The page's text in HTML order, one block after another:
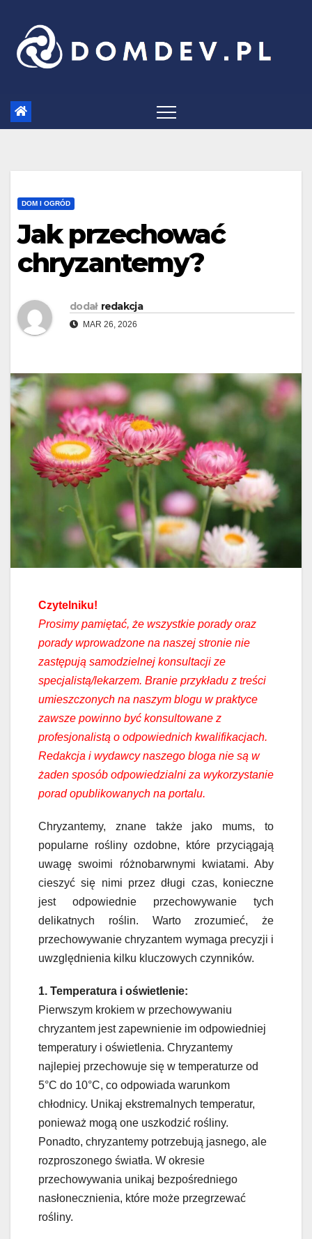
content
DOM I OGRÓD
Jak przechować
chryzantemy?
dodał redakcja
MAR 26, 2026
Czytelniku!
Prosimy pamiętać, że wszystkie porady oraz
porady wprowadzone na naszej stronie nie
zastępują samodzielnej konsultacji ze
specjalistą/lekarzem. Branie przykładu z treści
umieszczonych na naszym blogu w praktyce
zawsze powinno być konsultowane z
profesjonalistą o odpowiednich kwalifikacjach.
Redakcja i wydawcy naszego bloga nie są w
żaden sposób odpowiedzialni za wykorzystanie
porad opublikowanych na portalu.
Chryzantemy, znane także jako mums, to
popularne rośliny ozdobne, które przyciągają
uwagę swoimi różnobarwnymi kwiatami. Aby
cieszyć się nimi przez długi czas, konieczne
jest odpowiednie przechowywanie tych
delikatnych roślin. Warto zrozumieć, że
przechowywanie chryzantem wymaga precyzji i
uwzględnienia kilku kluczowych czynników.
1. Temperatura i oświetlenie:
Pierwszym krokiem w przechowywaniu
chryzantem jest zapewnienie im odpowiedniej
temperatury i oświetlenia. Chryzantemy
najlepiej przechowuje się w temperaturze od
5°C do 10°C, co odpowiada warunkom
chłodnicy. Unikaj ekstremalnych temperatur,
ponieważ mogą one uszkodzić rośliny.
Ponadto, chryzantemy potrzebują jasnego, ale
rozproszonego światła. W okresie
przechowywania unikaj bezpośredniego
nasłonecznienia, które może przegrzewać
rośliny.